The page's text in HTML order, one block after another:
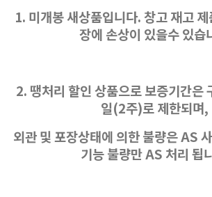
1. 미개봉 새상품입니다. 창고 재고
장에 손상이 있을수 있습
2. 땡처리 할인 상품으로 보증기간은
일(2주)로 제한되며,
외관 및 포장상태에 의한 불량은 AS
기능 불량만 AS 처리 됩